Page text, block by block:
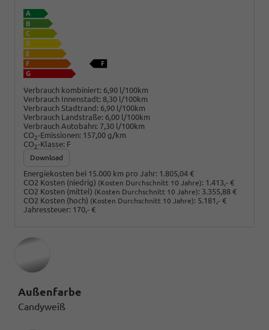
Verbrauch kombiniert: 6,90 l/100km
Verbrauch Innenstadt: 8,30 l/100km
Verbrauch Stadtrand: 6,90 l/100km
Verbrauch Landstraße: 6,00 l/100km
Verbrauch Autobahn: 7,30 l/100km
CO2-Emissionen: 157,00 g/km
CO2-Klasse: F
Download
Energiekosten bei 15.000 km pro Jahr: 1.805,04 €
CO2 Kosten (niedrig) (Kosten Durchschnitt 10 Jahre): 1.413,- €
CO2 Kosten (mittel) (Kosten Durchschnitt 10 Jahre): 3.355,88 €
CO2 Kosten (hoch) (Kosten Durchschnitt 10 Jahre): 5.181,- €
Jahressteuer: 170,- €
Außenfarbe
Candyweiß